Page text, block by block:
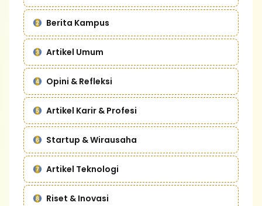
Berita Kampus
Artikel Umum
Opini & Refleksi
Artikel Karir & Profesi
Startup & Wirausaha
Artikel Teknologi
Riset & Inovasi